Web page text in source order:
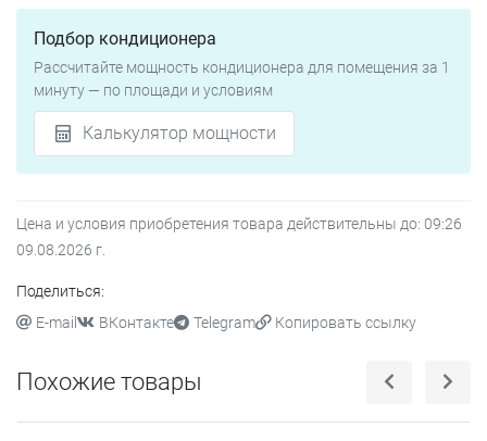
Подбор кондиционера
Рассчитайте мощность кондиционера для помещения за 1
минуту — по площади и условиям
Калькулятор мощности
Цена и условия приобретения товара действительны до: 09:26
09.08.2026 г.
Поделиться:
E-mail
ВКонтакте Telegram Копировать ссылку
Похожие товары